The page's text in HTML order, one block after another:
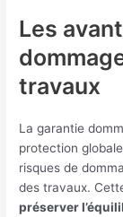
Les
travaux
La garantie
protection
risques de
des travaux.
préserver